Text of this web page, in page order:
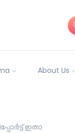
About Us
ഇതാ